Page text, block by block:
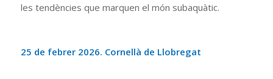
les tendències que marquen el món subaquàtic.
25 de febrer 2026. Cornellà de Llobregat